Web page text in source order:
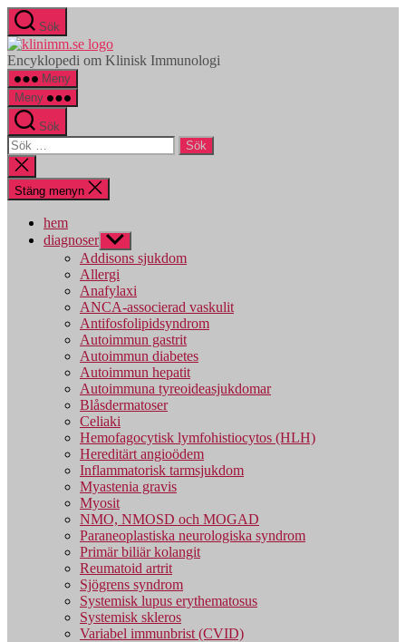
Hoppa
till
innehåll
Sök
klinimm.se
Encyklopedi om Klinisk Immunologi
Meny
Meny
Sök
Sök
efter:
Stäng
sökningen
Stäng menyn
hem
diagnoser Visa
undermeny
Addisons sjukdom
Allergi
Anafylaxi
ANCA-associerad vaskulit
Antifosfolipidsyndrom
Autoimmun gastrit
Autoimmun diabetes
Autoimmun hepatit
Autoimmuna tyreoideasjukdomar
Blåsdermatoser
Celiaki
Hemofagocytisk lymfohistiocytos (HLH)
Hereditärt angioödem
Inflammatorisk tarmsjukdom
Myastenia gravis
Myosit
NMO, NMOSD och MOGAD
Paraneoplastiska neurologiska syndrom
Primär biliär kolangit
Reumatoid artrit
Sjögrens syndrom
Systemisk lupus erythematosus
Systemisk skleros
Variabel immunbrist (CVID)